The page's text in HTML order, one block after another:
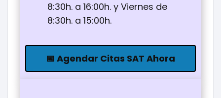
8:30h. a 16:00h. y Viernes de
8:30h. a 15:00h.
📅 Agendar Citas SAT Ahora